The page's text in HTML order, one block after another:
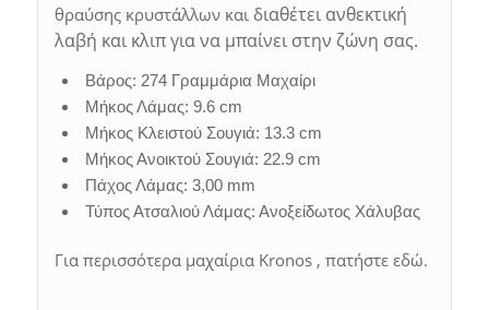
θραύσης κρυστάλλων και διαθέτει ανθεκτική
λαβή και κλιπ για να μπαίνει στην ζώνη σας.
Βάρος: 274 Γραμμάρια Μαχαίρι
Μήκος Λάμας: 9.6 cm
Μήκος Κλειστού Σουγιά: 13.3 cm
Μήκος Ανοικτού Σουγιά: 22.9 cm
Πάχος Λάμας: 3,00 mm
Τύπος Ατσαλιού Λάμας: Ανοξείδωτος Χάλυβας
Για περισσότερα μαχαίρια Kronos , πατήστε εδώ.